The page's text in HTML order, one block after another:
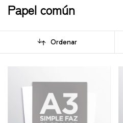
Papel común
Ordenar